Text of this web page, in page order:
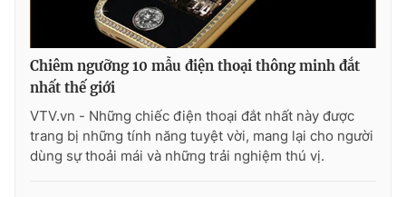
Chiêm ngưỡng 10 mẫu điện thoại thông minh đắt
nhất thế giới
VTV.vn - Những chiếc điện thoại đắt nhất này được
trang bị những tính năng tuyệt vời, mang lại cho người
dùng sự thoải mái và những trải nghiệm thú vị.